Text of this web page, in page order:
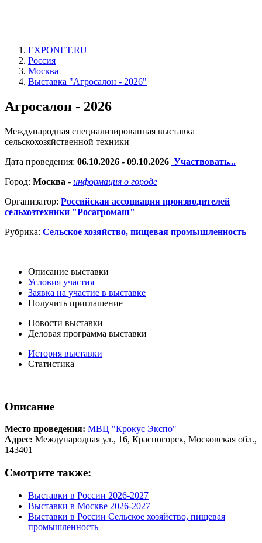
EXPONET.RU
Россия
Москва
Выставка "Агросалон - 2026"
Агросалон - 2026
Международная специализированная выставка
сельскохозяйственной техники
Дата проведения: 06.10.2026 - 09.10.2026 Участвовать...
Город: Москва - информация о городе
Организатор: Российская ассоциация производителей
сельхозтехники "Росагромаш"
Рубрика: Сельское хозяйство, пищевая промышленность
Описание выставки
Условия участия
Заявка на участие в выставке
Получить приглашение
Новости выставки
Деловая программа выставки
История выставки
Статистика
Описание
Место проведения: МВЦ "Крокус Экспо"
Адрес: Международная ул., 16, Красногорск, Московская обл.,
143401
Смотрите также:
Выставки в России 2026-2027
Выставки в Москве 2026-2027
Выставки в России Сельское хозяйство, пищевая
промышленность